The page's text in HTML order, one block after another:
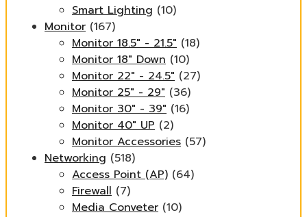
Smart Lighting (10)
Monitor (167)
Monitor 18.5" - 21.5" (18)
Monitor 18" Down (10)
Monitor 22" - 24.5" (27)
Monitor 25" - 29" (36)
Monitor 30" - 39" (16)
Monitor 40" UP (2)
Monitor Accessories (57)
Networking (518)
Access Point (AP) (64)
Firewall (7)
Media Conveter (10)